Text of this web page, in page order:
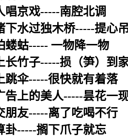
唱京戏-----南腔北调
下水过独木桥-----提心
蝼蛄----- 一物降一物
长竹子-----损（笋）到
跳伞-----很快就有着落
告上的美人-----昙花一
朋友-----离了吃喝不行
卦-----搁下爪子就忘